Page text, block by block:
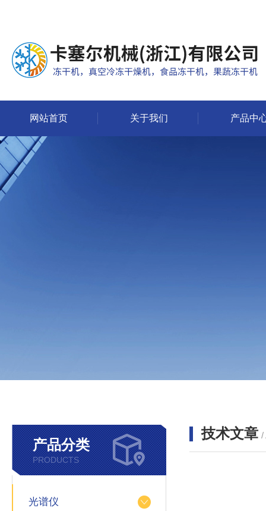
网站首页 关于我们 产品中
产品分类
PRODUCTS
光谱仪
技术文章 /